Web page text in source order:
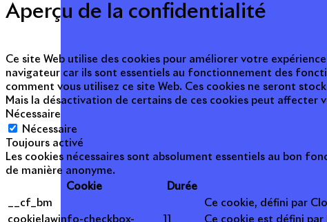
Aperçu de la confidentialité
Ce site Web utilise des cookies pour améliorer votre
navigateur car ils sont essentiels au fonctionnement des
comment vous utilisez ce site Web. Ces cookies ne seront
Mais la désactivation de certains de ces cookies peut affecter
Nécessaire
Nécessaire
Toujours activé
Les cookies nécessaires sont absolument essentiels au bon
de manière anonyme.
Cookie
Durée
__cf_bm
Ce cookie, défini par
cookielawinfo-checkbox-
Ce cookie est défini